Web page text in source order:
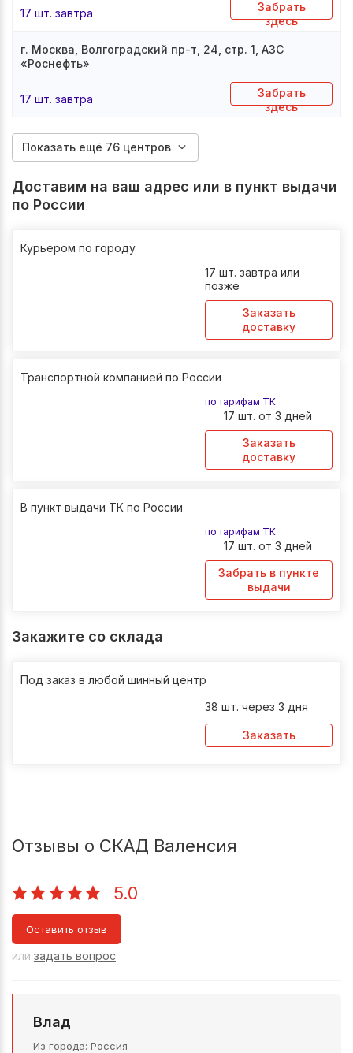
17 шт. завтра
Забрать
здесь
г. Москва, Волгоградский пр-т, 24, стр. 1, АЗС
«Роснефть»
17 шт. завтра
Забрать
здесь
Показать ещё 76 центров
Доставим на ваш адрес или в пункт выдачи
по России
Курьером по городу
17 шт. завтра или
позже
Заказать
доставку
Транспортной компанией по России
по тарифам ТК
17 шт. от 3 дней
Заказать
доставку
В пункт выдачи ТК по России
по тарифам ТК
17 шт. от 3 дней
Забрать в пункте
выдачи
Закажите со склада
Под заказ в любой шинный центр
38 шт. через 3 дня
Заказать
Отзывы о СКАД Валенсия
5.0
Оставить отзыв
или задать вопрос
Влад
Из города Россия